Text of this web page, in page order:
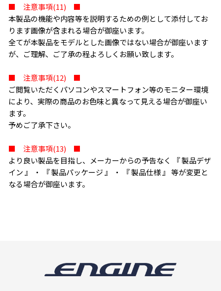
■ 注意事項(11) ■
本製品の機能や内容等を説明するための例として添付してお
ります画像が含まれる場合が御座います。
全てが本製品をモデルとした画像ではない場合が御座います
が、ご理解、ご了承の程よろしくお願い致します。
■ 注意事項(12) ■
ご閲覧いただくパソコンやスマートフォン等のモニター環境
により、実際の商品のお色味と異なって見える場合が御座い
ます。
予めご了承下さい。
■ 注意事項(13) ■
より良い製品を目指し、メーカーからの予告なく 『 製品デザ
イン 』 ・ 『 製品パッケージ 』 ・ 『 製品仕様 』 等が変更と
なる場合が御座います。